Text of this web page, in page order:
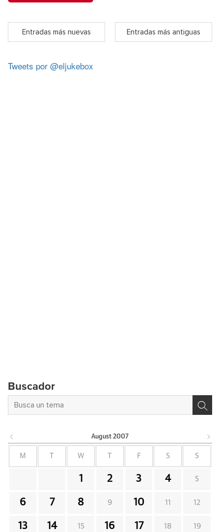
Entradas más nuevas Entradas más antiguas
Tweets por @eljukebox
Buscador
August 2007
M W F S S
1 2 3 4 5
6 7 8 9 10 11 12
13 14 15 16 17 18 19